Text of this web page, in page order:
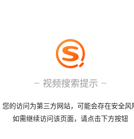
视频搜索提示
您的访问为第三方网站，可能会存在安全风
如需继续访问该页面，请点击下方按钮